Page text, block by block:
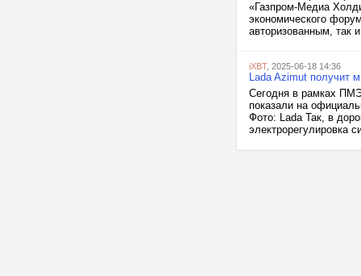
«Газпром-Медиа
экономического
авторизованным, так
iXBT, 2025-06-18 14:36
Lada Azimut получит
Сегодня в рамках
показали на
Фото: Lada Так, в
электрорегулировка